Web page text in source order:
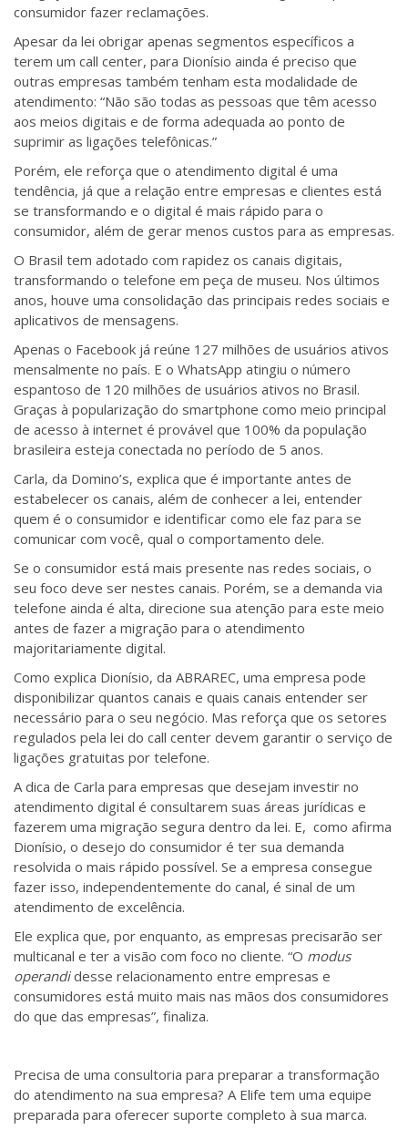
consumidor fazer reclamações.
Apesar da lei obrigar apenas segmentos específicos a
terem um call center, para Dionísio ainda é preciso que
outras empresas também tenham esta modalidade de
atendimento: “Não são todas as pessoas que têm acesso
aos meios digitais e de forma adequada ao ponto de
suprimir as ligações telefônicas.”
Porém, ele reforça que o atendimento digital é uma
tendência, já que a relação entre empresas e clientes está
se transformando e o digital é mais rápido para o
consumidor, além de gerar menos custos para as empresas.
O Brasil tem adotado com rapidez os canais digitais,
transformando o telefone em peça de museu. Nos últimos
anos, houve uma consolidação das principais redes sociais e
aplicativos de mensagens.
Apenas o Facebook já reúne 127 milhões de usuários ativos
mensalmente no país. E o WhatsApp atingiu o número
espantoso de 120 milhões de usuários ativos no Brasil.
Graças à popularização do smartphone como meio principal
de acesso à internet é provável que 100% da população
brasileira esteja conectada no período de 5 anos.
Carla, da Domino’s, explica que é importante antes de
estabelecer os canais, além de conhecer a lei, entender
quem é o consumidor e identificar como ele faz para se
comunicar com você, qual o comportamento dele.
Se o consumidor está mais presente nas redes sociais, o
seu foco deve ser nestes canais. Porém, se a demanda via
telefone ainda é alta, direcione sua atenção para este meio
antes de fazer a migração para o atendimento
majoritariamente digital.
Como explica Dionísio, da ABRAREC, uma empresa pode
disponibilizar quantos canais e quais canais entender ser
necessário para o seu negócio. Mas reforça que os setores
regulados pela lei do call center devem garantir o serviço de
ligações gratuitas por telefone.
A dica de Carla para empresas que desejam investir no
atendimento digital é consultarem suas áreas jurídicas e
fazerem uma migração segura dentro da lei. E, como afirma
Dionísio, o desejo do consumidor é ter sua demanda
resolvida o mais rápido possível. Se a empresa consegue
fazer isso, independentemente do canal, é sinal de um
atendimento de excelência.
Ele explica que, por enquanto, as empresas precisarão ser
multicanal e ter a visão com foco no cliente. “O modus
operandidesse relacionamento entre empresas e
consumidores está muito mais nas mãos dos consumidores
do que das empresas”, finaliza.
Precisa de uma consultoria para preparar a transformação
do atendimento na sua empresa? A Elife tem uma equipe
preparada para oferecer suporte completo à sua marca.